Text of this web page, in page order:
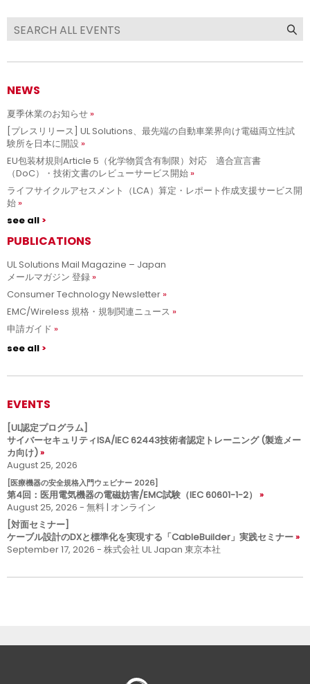
NEWS
夏季休業のお知らせ
[プレスリリース] UL Solutions、最先端の自動車業界向け電磁両立性試
験所を日本に開設
EU包装材規則Article 5（化学物質含有制限）対応 適合宣言書
（DoC）・技術文書のレビューサービス開始
ライフサイクルアセスメント（LCA）算定・レポート作成支援サービス開
始
see all
PUBLICATIONS
UL Solutions Mail Magazine – Japan
メールマガジン 登録
Consumer Technology Newsletter
EMC/Wireless 規格・規制関連ニュース
申請ガイド
see all
EVENTS
[UL認定プログラム]
サイバーセキュリティISA/IEC 62443技術者認定トレーニング (製造メー
カ向け)
August 25, 2026
[医療機器の安全規格入門ウェビナー 2026]
第4回：医用電気機器の電磁妨害/EMC試験（IEC 60601-1-2）
August 25, 2026 - 無料 | オンライン
[対面セミナー]
ケーブル設計のDXと標準化を実現する「CableBuilder」実践セミナー
September 17, 2026 - 株式会社 UL Japan 東京本社